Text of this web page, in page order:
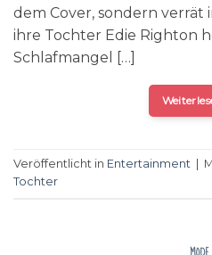
dem Cover, sondern verrät
ihre Tochter Edie Righton
Schlafmangel […]
Veröffentlicht in Entertainment
Tochter